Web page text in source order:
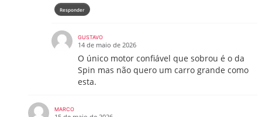
Responder
GUSTAVO
14 de maio de 2026
O único motor confiável que sobrou é o da
Spin mas não quero um carro grande como
esta.
MARCO